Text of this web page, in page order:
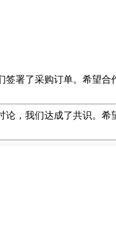
署了采购订单。希望合
，我们达成了共识。希